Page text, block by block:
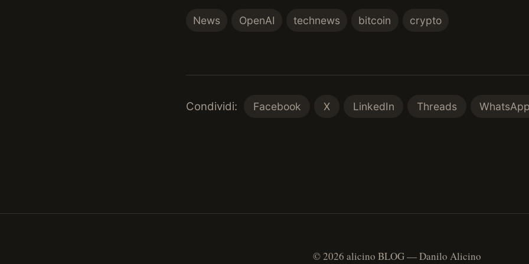
News OpenAI technews bitcoin crypto
Condividi: Facebook X LinkedIn Threads
© 2026 alicino BLOG — Danilo Alicino